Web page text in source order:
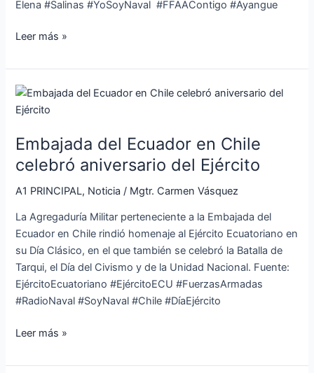
Elena #Salinas #YoSoyNaval #FFAAContigo #Ayangue
Leer más »
Embajada del Ecuador en Chile
celebró aniversario del Ejército
A1 PRINCIPAL, Noticia / Mgtr. Carmen Vásquez
La Agregaduría Militar perteneciente a la Embajada del
Ecuador en Chile rindió homenaje al Ejército Ecuatoriano en
su Día Clásico, en el que también se celebró la Batalla de
Tarqui, el Día del Civismo y de la Unidad Nacional. Fuente:
EjércitoEcuatoriano #EjércitoECU #FuerzasArmadas
#RadioNaval #SoyNaval #Chile #DíaEjército
Embajada
del
en
Chile
aniversario
del
Ejército
Leer más »